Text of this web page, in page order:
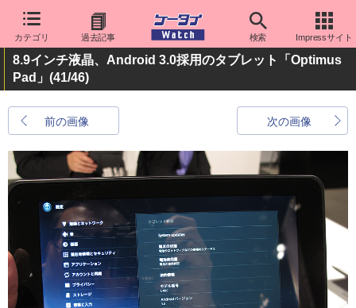
カテゴリ 過去記事 検索 Impressサイト
8.9インチ液晶、Android 3.0採用のタブレット「Optimus
Pad」 (41/46)
前の画像 次の画像